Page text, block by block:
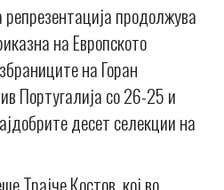
продолжува
на Европското
на Горан
Португалија со 26-25 и
десет селекции на
Трајче Костов, кој во